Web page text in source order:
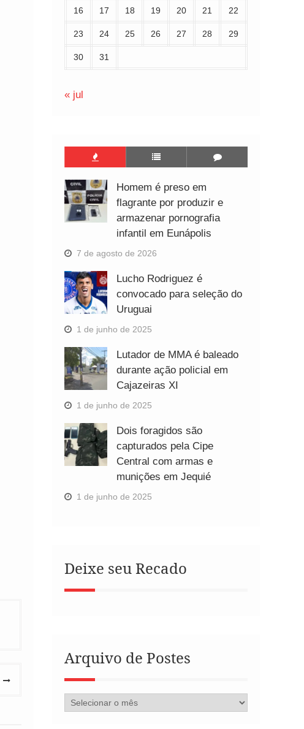
16 17 18 19 20 21 22
23 24 25 26 27 28 29
30 31
« jul
Homem é preso em
flagrante por produzir e
armazenar pornografia
infantil em Eunápolis
7 de agosto de 2026
Lucho Rodriguez é
convocado para seleção do
Uruguai
1 de junho de 2025
Lutador de MMA é baleado
durante ação policial em
Cajazeiras XI
1 de junho de 2025
Dois foragidos são
capturados pela Cipe
Central com armas e
munições em Jequié
1 de junho de 2025
Deixe seu Recado
Arquivo de Postes
Arquivo